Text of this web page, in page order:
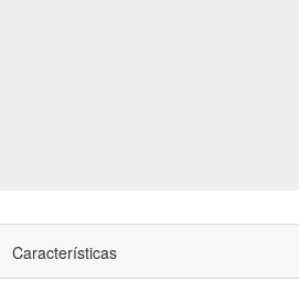
Características